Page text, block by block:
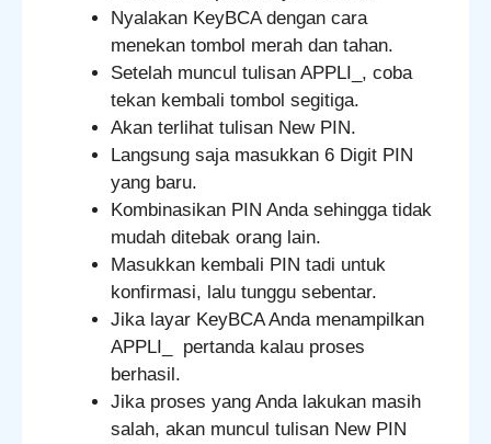
Nyalakan KeyBCA dengan cara
menekan tombol merah dan tahan.
Setelah muncul tulisan APPLI_, coba
tekan kembali tombol segitiga.
Akan terlihat tulisan New PIN.
Langsung saja masukkan 6 Digit PIN
yang baru.
Kombinasikan PIN Anda sehingga tidak
mudah ditebak orang lain.
Masukkan kembali PIN tadi untuk
konfirmasi, lalu tunggu sebentar.
Jika layar KeyBCA Anda menampilkan
APPLI_ pertanda kalau proses
berhasil.
Jika proses yang Anda lakukan masih
salah, akan muncul tulisan New PIN